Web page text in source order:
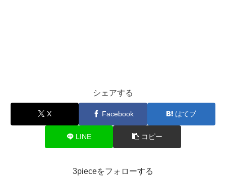
シェアする
X Facebook はてブ
LINE コピー
3pieceをフォローする